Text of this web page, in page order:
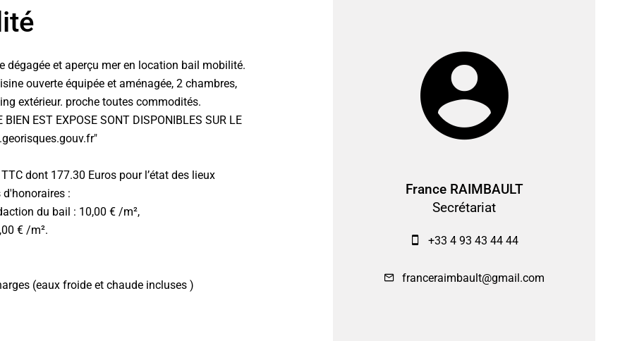
dégagée et aperçu mer en location bail mobilité.
ouverte équipée et aménagée, 2 chambres,
extérieur. proche toutes commodités.
EST EXPOSE SONT DISPONIBLES SUR LE
dont 177.30 Euros pour l’état des lieux
:
du bail : 10,00 € /m²,
€ /m².
(eaux froide et chaude incluses )
France RAIMBAULT
Secrétariat
+33 4 93 43 44 44
franceraimbault@gmail.com